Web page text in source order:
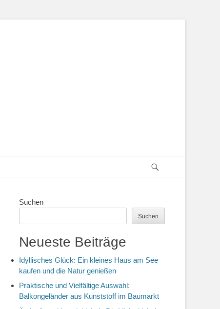
Suchen
Suchen
Neueste Beiträge
Idyllisches Glück: Ein kleines Haus am See
kaufen und die Natur genießen
Praktische und Vielfältige Auswahl:
Balkongeländer aus Kunststoff im Baumarkt